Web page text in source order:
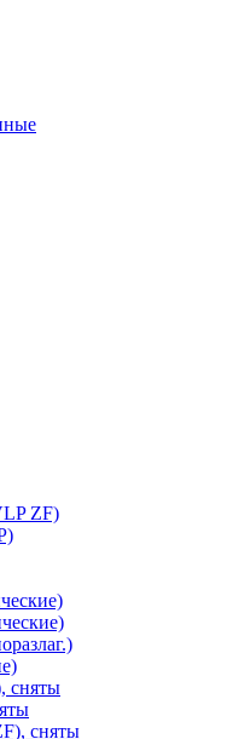
ZF)
сняты
сняты